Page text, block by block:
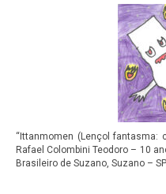
“Ittanmomen (Lençol fantasma:
Rafael Colombini Teodoro – 10
Brasileiro de Suzano, Suzano –